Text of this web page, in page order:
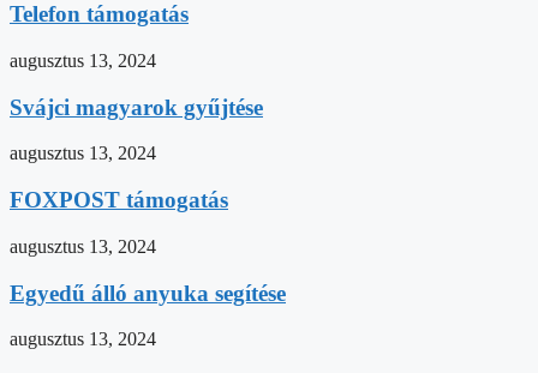
Telefon támogatás
augusztus 13, 2024
Svájci magyarok gyűjtése
augusztus 13, 2024
FOXPOST támogatás
augusztus 13, 2024
Egyedű álló anyuka segítése
augusztus 13, 2024